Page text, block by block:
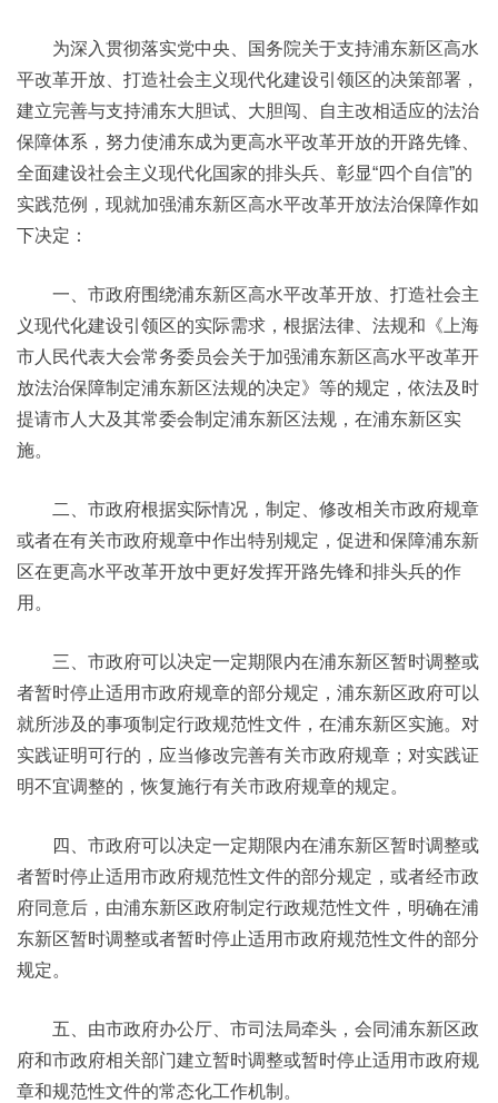
为深入贯彻落实党中央、国务院关于支持浦东新区高水
平改革开放、打造社会主义现代化建设引领区的决策部署，
建立完善与支持浦东大胆试、大胆闯、自主改相适应的法治
保障体系，努力使浦东成为更高水平改革开放的开路先锋、
全面建设社会主义现代化国家的排头兵、彰显“四个自信”的
实践范例，现就加强浦东新区高水平改革开放法治保障作如
下决定：
一、市政府围绕浦东新区高水平改革开放、打造社会主
义现代化建设引领区的实际需求，根据法律、法规和《上海
市人民代表大会常务委员会关于加强浦东新区高水平改革开
放法治保障制定浦东新区法规的决定》等的规定，依法及时
提请市人大及其常委会制定浦东新区法规，在浦东新区实
施。
二、市政府根据实际情况，制定、修改相关市政府规章
或者在有关市政府规章中作出特别规定，促进和保障浦东新
区在更高水平改革开放中更好发挥开路先锋和排头兵的作
用。
三、市政府可以决定一定期限内在浦东新区暂时调整或
者暂时停止适用市政府规章的部分规定，浦东新区政府可以
就所涉及的事项制定行政规范性文件，在浦东新区实施。对
实践证明可行的，应当修改完善有关市政府规章；对实践证
明不宜调整的，恢复施行有关市政府规章的规定。
四、市政府可以决定一定期限内在浦东新区暂时调整或
者暂时停止适用市政府规范性文件的部分规定，或者经市政
府同意后，由浦东新区政府制定行政规范性文件，明确在浦
东新区暂时调整或者暂时停止适用市政府规范性文件的部分
规定。
五、由市政府办公厅、市司法局牵头，会同浦东新区政
府和市政府相关部门建立暂时调整或暂时停止适用市政府规
章和规范性文件的常态化工作机制。